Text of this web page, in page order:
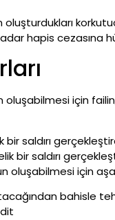
hapis cezasına
için
bir saldırı
bir saldırı
oluşabilmesi için
bahisle